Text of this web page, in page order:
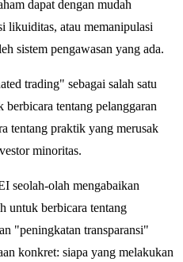
dapat dengan mudah
likuiditas, atau memanipulasi
sistem pengawasan yang ada.
trading" sebagai salah satu
tentang pelanggaran
tentang praktik yang merusak
minoritas.
seolah-olah mengabaikan
untuk berbicara tentang
"peningkatan transparansi"
konkret: siapa yang melakukan